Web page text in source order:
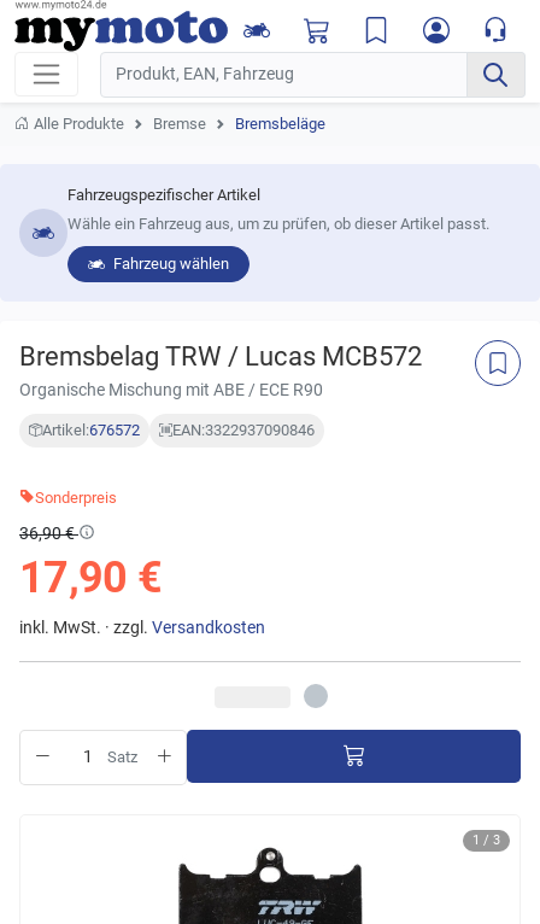
Alle Produkte Bremse Bremsbeläge
Fahrzeugspezifischer Artikel
Wähle ein Fahrzeug aus, um zu prüfen, ob dieser Artikel passt.
Fahrzeug wählen
Bremsbelag TRW / Lucas MCB572
Organische Mischung mit ABE / ECE R90
Artikel:676572 EAN:3322937090846
1 / 3
Sonderpreis
36,90 €
17,90 €
inkl. MwSt. · zzgl. Versandkosten
Satz